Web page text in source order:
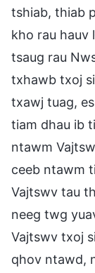
tshiab, thiab
kho rau hauv
tsaug rau
txhawb txoj
txawj tuag,
tiam dhau ib
ntawm
ceeb ntawm
Vajtswv tau
neeg twg
Vajtswv txoj
qhov ntawd,